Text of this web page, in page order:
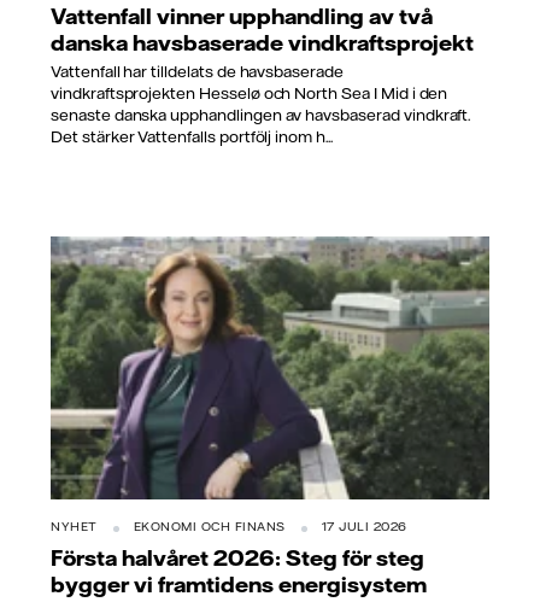
Vattenfall vinner upphandling av två
danska havsbaserade vindkraftsprojekt
Vattenfall har tilldelats de havsbaserade
vindkraftsprojekten Hesselø och North Sea I Mid i den
senaste danska upphandlingen av havsbaserad vindkraft.
Det stärker Vattenfalls portfölj inom h...
NYHET EKONOMI OCH FINANS 17 JULI 2026
Första halvåret 2026: Steg för steg
bygger vi framtidens energisystem